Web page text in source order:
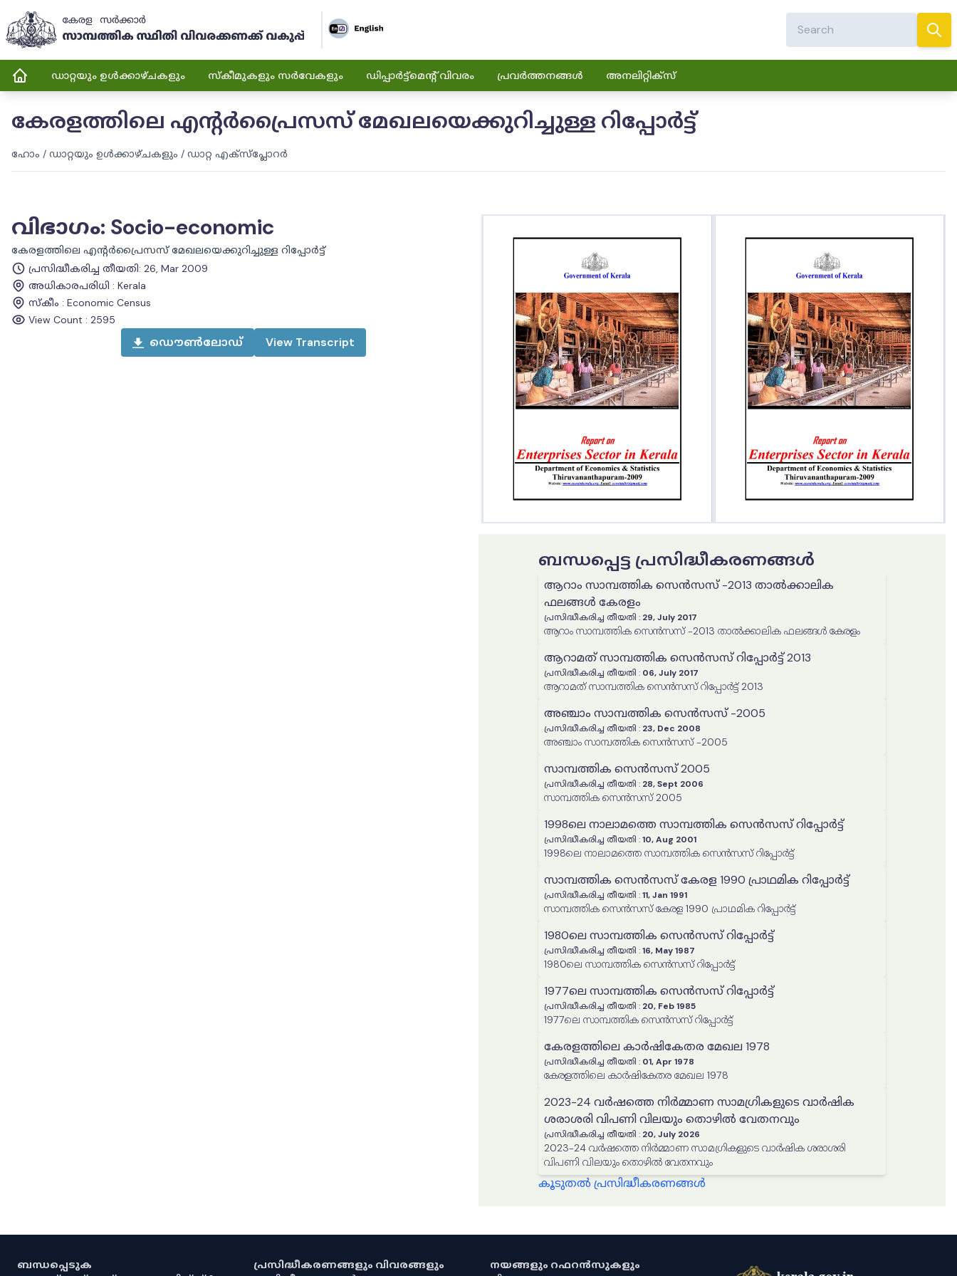
ഡാറ്റയും ഉൾക്കാഴ്ചകളും സ്കീമുകളും സർവേകളും ഡിപ്പാർട്ട്മെന്റ് വിവരം പ്രവർത്തനങ്ങൾ അനലിറ്റിക്സ്
കേരളത്തിലെ എന്റർപ്രൈസസ് മേഖലയെക്കുറിച്ചുള്ള റിപ്പോർട്ട്
ഹോം / ഡാറ്റയും ഉൾക്കാഴ്ചകളും / ഡാറ്റ എക്സ്പ്ലോറർ
വിഭാഗം: Socio-economic
കേരളത്തിലെ എന്റർപ്രൈസസ് മേഖലയെക്കുറിച്ചുള്ള റിപ്പോർട്ട്
പ്രസിദ്ധീകരിച്ച തീയതി: 26, Mar 2009
അധികാരപരിധി : Kerala
സ്കീം : Economic Census
View Count : 2595
ഡൌൺലോഡ് View Transcript
ബന്ധപ്പെട്ട പ്രസിദ്ധീകരണങ്ങൾ
ആറാം സാമ്പത്തിക സെൻസസ് -2013 താൽക്കാലിക
ഫലങ്ങൾ കേരളം
പ്രസിദ്ധീകരിച്ച തീയതി : 29, July 2017
ആറാം സാമ്പത്തിക സെൻസസ് -2013 താൽക്കാലിക ഫലങ്ങൾ കേരളം
ആറാമത് സാമ്പത്തിക സെൻസസ് റിപ്പോർട്ട് 2013
പ്രസിദ്ധീകരിച്ച തീയതി : 06, July 2017
ആറാമത് സാമ്പത്തിക സെൻസസ് റിപ്പോർട്ട് 2013
അഞ്ചാം സാമ്പത്തിക സെൻസസ് -2005
പ്രസിദ്ധീകരിച്ച തീയതി : 23, Dec 2008
അഞ്ചാം സാമ്പത്തിക സെൻസസ് -2005
സാമ്പത്തിക സെൻസസ് 2005
പ്രസിദ്ധീകരിച്ച തീയതി : 28, Sept 2006
സാമ്പത്തിക സെൻസസ് 2005
1998ലെ നാലാമത്തെ സാമ്പത്തിക സെൻസസ് റിപ്പോർട്ട്
പ്രസിദ്ധീകരിച്ച തീയതി :10, Aug 2001
1998ലെ നാലാമത്തെ സാമ്പത്തിക സെൻസസ് റിപ്പോർട്ട്
സാമ്പത്തിക സെൻസസ് കേരള 1990 പ്രാഥമിക റിപ്പോർട്ട്
പ്രസിദ്ധീകരിച്ച തീയതി :11, Jan 1991
സാമ്പത്തിക സെൻസസ് കേരള 1990 പ്രാഥമിക റിപ്പോർട്ട്
1980ലെ സാമ്പത്തിക സെൻസസ് റിപ്പോർട്ട്
പ്രസിദ്ധീകരിച്ച തീയതി :16, May 1987
1980ലെ സാമ്പത്തിക സെൻസസ് റിപ്പോർട്ട്
1977ലെ സാമ്പത്തിക സെൻസസ് റിപ്പോർട്ട്
പ്രസിദ്ധീകരിച്ച തീയതി : 20, Feb 1985
1977ലെ സാമ്പത്തിക സെൻസസ് റിപ്പോർട്ട്
കേരളത്തിലെ കാർഷികേതര മേഖല 1978
പ്രസിദ്ധീകരിച്ച തീയതി : 01, Apr 1978
കേരളത്തിലെ കാർഷികേതര മേഖല 1978
2023-24 വർഷത്തെ നിർമ്മാണ സാമഗ്രികളുടെ വാർഷിക
ശരാശരി വിപണി വിലയും തൊഴിൽ വേതനവും
പ്രസിദ്ധീകരിച്ച തീയതി : 20, July 2026
2023-24 വർഷത്തെ നിർമ്മാണ സാമഗ്രികളുടെ വാർഷിക ശരാശരി
വിപണി വിലയും തൊഴിൽ വേതനവും
കൂടുതൽ പ്രസിദ്ധീകരണങ്ങൾ
ബന്ധപ്പെടുക
പ്രസിദ്ധീകരണങ്ങളും വിവരങ്ങളും
നയങ്ങളും റഫറൻസുകളും